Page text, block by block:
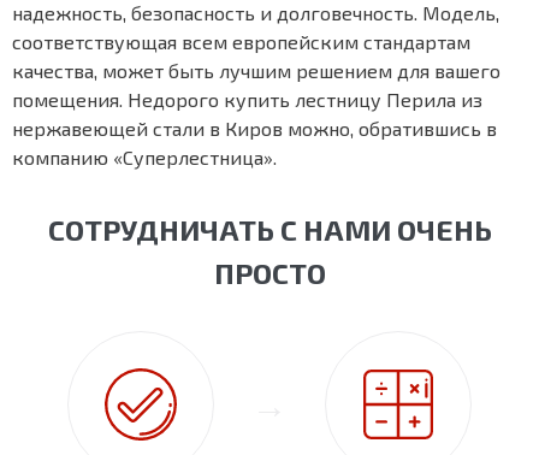
надежность, безопасность и долговечность. Модель,
соответствующая всем европейским стандартам
качества, может быть лучшим решением для вашего
помещения. Недорого купить лестницу Перила из
нержавеющей стали в Киров можно, обратившись в
компанию «Суперлестница».
СОТРУДНИЧАТЬ С НАМИ ОЧЕНЬ
ПРОСТО